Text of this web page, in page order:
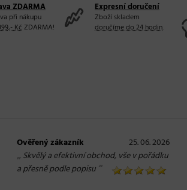
ZDARMA
při nákupu
KčZDARMA!
Expresní doručení
Zboží skladem
doručíme do 24 hodin.
Ověřený zákazník 25. 06. 2026
„ Skvělý a efektivní obchod, vše v pořádku
a přesně podle popisu “